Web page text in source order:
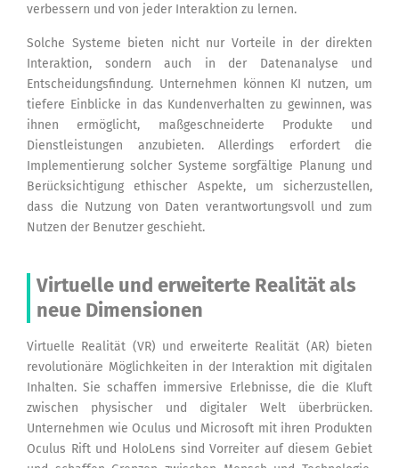
verbessern und von jeder Interaktion zu lernen.
Solche Systeme bieten nicht nur Vorteile in der direkten
Interaktion, sondern auch in der Datenanalyse und
Entscheidungsfindung. Unternehmen können KI nutzen, um
tiefere Einblicke in das Kundenverhalten zu gewinnen, was
ihnen ermöglicht, maßgeschneiderte Produkte und
Dienstleistungen anzubieten. Allerdings erfordert die
Implementierung solcher Systeme sorgfältige Planung und
Berücksichtigung ethischer Aspekte, um sicherzustellen,
dass die Nutzung von Daten verantwortungsvoll und zum
Nutzen der Benutzer geschieht.
Virtuelle und erweiterte Realität als
neue Dimensionen
Virtuelle Realität (VR) und erweiterte Realität (AR) bieten
revolutionäre Möglichkeiten in der Interaktion mit digitalen
Inhalten. Sie schaffen immersive Erlebnisse, die die Kluft
zwischen physischer und digitaler Welt überbrücken.
Unternehmen wie Oculus und Microsoft mit ihren Produkten
Oculus Rift und HoloLens sind Vorreiter auf diesem Gebiet